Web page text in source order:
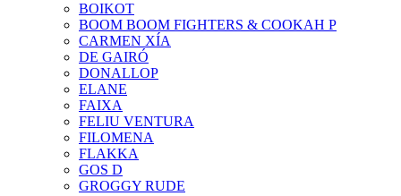
BOIKOT
BOOM BOOM FIGHTERS & COOKAH P
CARMEN XÍA
DE GAIRÓ
DONALLOP
ELANE
FAIXA
FELIU VENTURA
FILOMENA
FLAKKA
GOS D
GROGGY RUDE